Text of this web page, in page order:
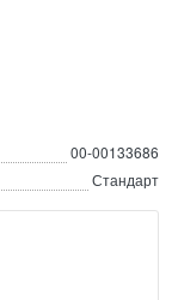
00-00133686
Стандарт